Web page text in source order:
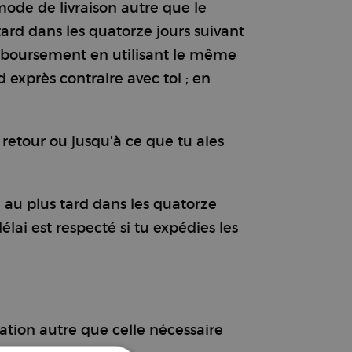
de livraison autre que le
dans les quatorze jours suivant
en utilisant le même
contraire avec toi ; en
ou jusqu'à ce que tu aies
plus tard dans les quatorze
est respecté si tu expédies les
autre que celle nécessaire